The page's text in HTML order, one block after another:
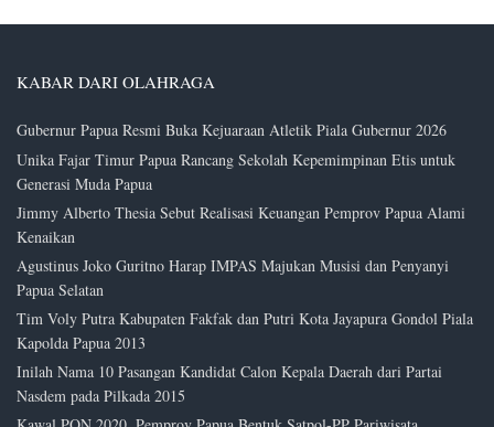
KABAR DARI OLAHRAGA
Gubernur Papua Resmi Buka Kejuaraan Atletik Piala Gubernur 2026
Unika Fajar Timur Papua Rancang Sekolah Kepemimpinan Etis untuk
Generasi Muda Papua
Jimmy Alberto Thesia Sebut Realisasi Keuangan Pemprov Papua Alami
Kenaikan
Agustinus Joko Guritno Harap IMPAS Majukan Musisi dan Penyanyi
Papua Selatan
Tim Voly Putra Kabupaten Fakfak dan Putri Kota Jayapura Gondol Piala
Kapolda Papua 2013
Inilah Nama 10 Pasangan Kandidat Calon Kepala Daerah dari Partai
Nasdem pada Pilkada 2015